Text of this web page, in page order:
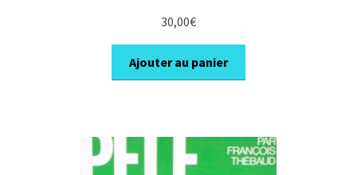
30,00€
Ajouter au panier